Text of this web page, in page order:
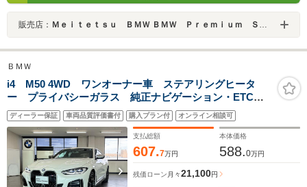
販売店： Ｍｅｉｔｅｔｓｕ ＢＭＷ ＢＭＷ Ｐｒｅｍｉｕｍ Ｓｅｌｅｃｔｉｏｎ 岐阜
ＢＭＷ
i4 M50 4WD ワンオーナー車 ステアリングヒータ
ー プライバシーガラス 純正ナビゲーション・ETC
アラウンドビューモニター フロント・リアコーナーセ
ンサー アクティブクルーズコントロール
ディーラー保証 車両品質評価書付 購入プラン付 オンライン相談可
支払総額
607.7万円
本体価格
588.0万円
残価ローン 月々21,100円